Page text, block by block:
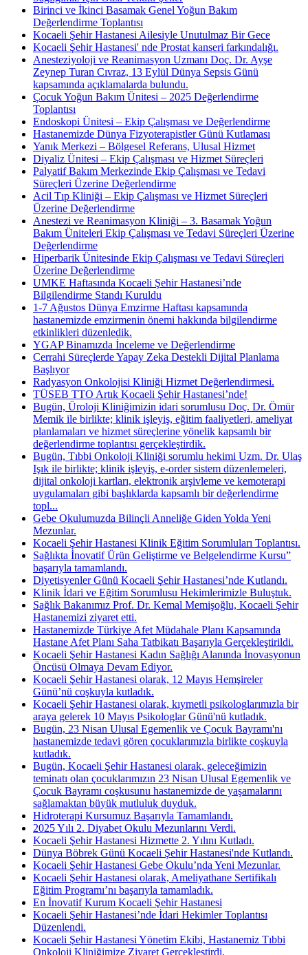
Birinci ve İkinci Basamak Genel Yoğun Bakım
Değerlendirme Toplantısı
Kocaeli Şehir Hastanesi Ailesiyle Unutulmaz Bir Gece
Kocaeli Şehir Hastanesi' nde Prostat kanseri farkındalığı.
Anesteziyoloji ve Reanimasyon Uzmanı Doç. Dr. Ayşe
Zeynep Turan Cıvraz, 13 Eylül Dünya Sepsis Günü
kapsamında açıklamalarda bulundu.
Çocuk Yoğun Bakım Ünitesi – 2025 Değerlendirme
Toplantısı
Endoskopi Ünitesi – Ekip Çalışması ve Değerlendirme
Hastanemizde Dünya Fizyoterapistler Günü Kutlaması
Yanık Merkezi – Bölgesel Referans, Ulusal Hizmet
Diyaliz Ünitesi – Ekip Çalışması ve Hizmet Süreçleri
Palyatif Bakım Merkezinde Ekip Çalışması ve Tedavi
Süreçleri Üzerine Değerlendirme
Acil Tıp Kliniği – Ekip Çalışması ve Hizmet Süreçleri
Üzerine Değerlendirme
Anestezi ve Reanimasyon Kliniği – 3. Basamak Yoğun
Bakım Üniteleri Ekip Çalışması ve Tedavi Süreçleri Üzerine
Değerlendirme
Hiperbarik Ünitesinde Ekip Çalışması ve Tedavi Süreçleri
Üzerine Değerlendirme
UMKE Haftasında Kocaeli Şehir Hastanesi’nde
Bilgilendirme Standı Kuruldu
1-7 Ağustos Dünya Emzirme Haftası kapsamında
hastanemizde emzirmenin önemi hakkında bilgilendirme
etkinlikleri düzenledik.
YGAP Binamızda İnceleme ve Değerlendirme
Cerrahi Süreçlerde Yapay Zeka Destekli Dijital Planlama
Başlıyor
Radyasyon Onkolojisi Kliniği Hizmet Değerlendirmesi.
TÜSEB TTO Artık Kocaeli Şehir Hastanesi’nde!
Bugün, Üroloji Kliniğimizin idari sorumlusu Doç. Dr. Ömür
Memik ile birlikte; klinik işleyiş, eğitim faaliyetleri, ameliyat
planlamaları ve hizmet süreçlerine yönelik kapsamlı bir
değerlendirme toplantısı gerçekleştirdik.
Bugün, Tıbbi Onkoloji Kliniği sorumlu hekimi Uzm. Dr. Ulaş
Işık ile birlikte; klinik işleyiş, e-order sistem düzenlemeleri,
dijital onkoloji kartları, elektronik arşivleme ve kemoterapi
uygulamaları gibi başlıklarda kapsamlı bir değerlendirme
topl...
Gebe Okulumuzda Bilinçli Anneliğe Giden Yolda Yeni
Mezunlar.
Kocaeli Şehir Hastanesi Klinik Eğitim Sorumluları Toplantısı.
Sağlıkta İnovatif Ürün Geliştirme ve Belgelendirme Kursu”
başarıyla tamamlandı.
Diyetisyenler Günü Kocaeli Şehir Hastanesi’nde Kutlandı.
Klinik İdari ve Eğitim Sorumlusu Hekimlerimizle Buluştuk.
Sağlık Bakanımız Prof. Dr. Kemal Memişoğlu, Kocaeli Şehir
Hastanemizi ziyaret etti.
Hastanemizde Türkiye Afet Müdahale Planı Kapsamında
Hastane Afet Planı Saha Tatbikatı Başarıyla Gerçekleştirildi.
Kocaeli Şehir Hastanesi Kadın Sağlığı Alanında İnovasyonun
Öncüsü Olmaya Devam Ediyor.
Kocaeli Şehir Hastanesi olarak, 12 Mayıs Hemşireler
Günü’nü coşkuyla kutladık.
Kocaeli Şehir Hastanesi olarak, kıymetli psikologlarımızla bir
araya gelerek 10 Mayıs Psikologlar Günü'nü kutladık.
Bugün, 23 Nisan Ulusal Egemenlik ve Çocuk Bayramı'nı
hastanemizde tedavi gören çocuklarımızla birlikte coşkuyla
kutladık.
Bugün, Kocaeli Şehir Hastanesi olarak, geleceğimizin
teminatı olan çocuklarımızın 23 Nisan Ulusal Egemenlik ve
Çocuk Bayramı coşkusunu hastanemizde de yaşamalarını
sağlamaktan büyük mutluluk duyduk.
Hidroterapi Kursumuz Başarıyla Tamamlandı.
2025 Yılı 2. Diyabet Okulu Mezunlarını Verdi.
Kocaeli Şehir Hastanesi Hizmette 2. Yılını Kutladı.
Dünya Böbrek Günü Kocaeli Şehir Hastanesi'nde Kutlandı.
Kocaeli Şehir Hastanesi Gebe Okulu’nda Yeni Mezunlar.
Kocaeli Şehir Hastanesi olarak, Ameliyathane Sertifikalı
Eğitim Programı’nı başarıyla tamamladık.
En İnovatif Kurum Kocaeli Şehir Hastanesi
Kocaeli Şehir Hastanesi’nde İdari Hekimler Toplantısı
Düzenlendi.
Kocaeli Şehir Hastanesi Yönetim Ekibi, Hastanemiz Tıbbi
Onkoloji Kliniğimize Ziyaret Gerçekleştirdi.